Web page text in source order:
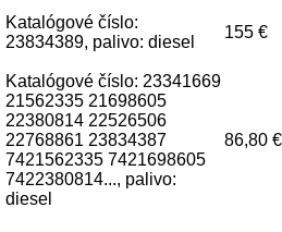
Katalógové číslo:
23834389, palivo: diesel
155 €
Katalógové číslo: 23341669
21562335 21698605
22380814 22526506
22768861 23834387
7421562335 7421698605
7422380814..., palivo:
diesel
86,80 €